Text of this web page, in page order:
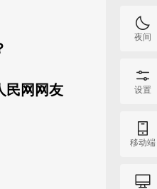
网网友
夜间
设置
移动端